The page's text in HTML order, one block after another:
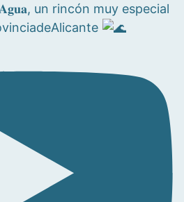
𝐀𝐠𝐮𝐚, un rincón muy especial